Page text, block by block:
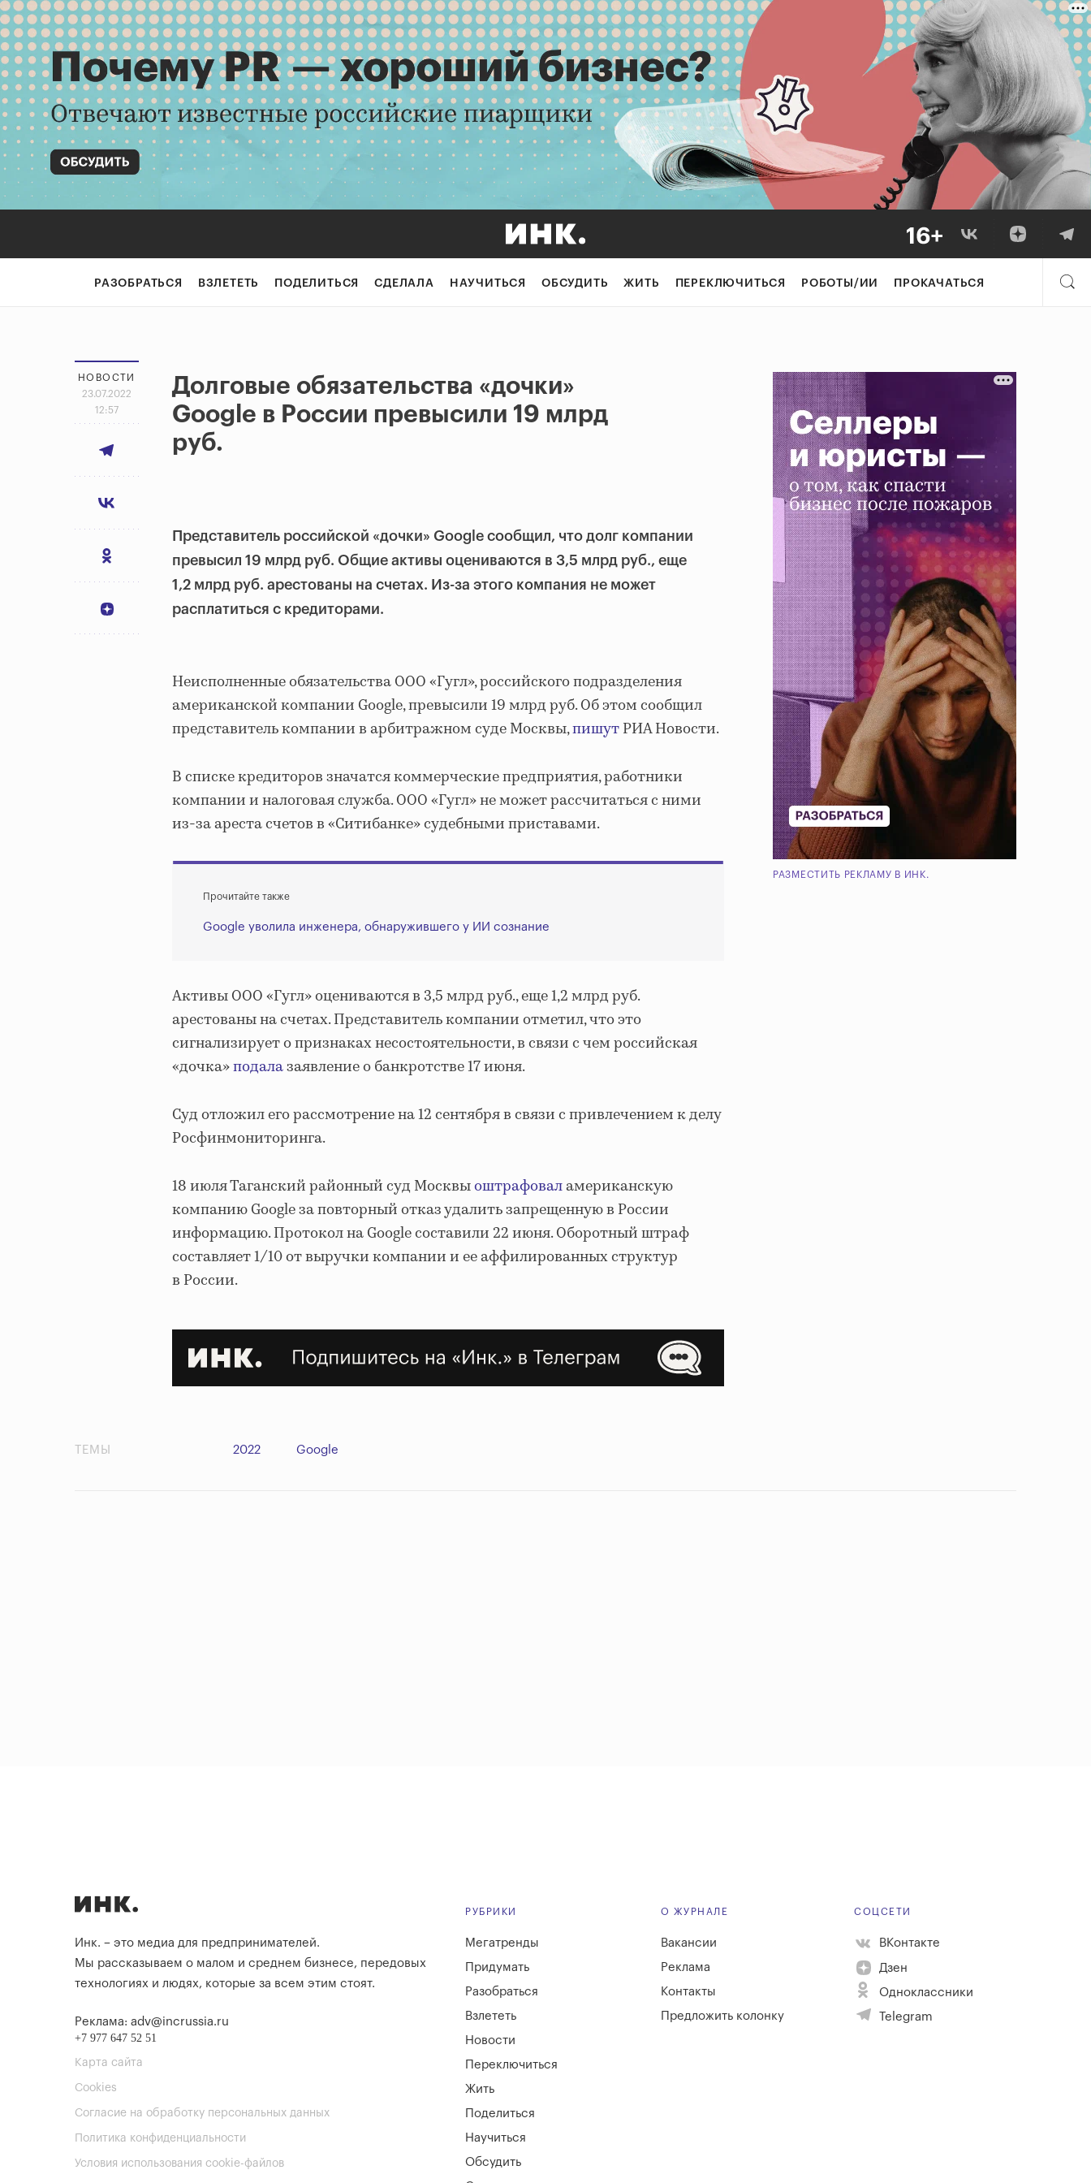
РАЗОБРАТЬСЯ ВЗЛЕТЕТЬ ПОДЕЛИТЬСЯ СДЕЛАЛА НАУЧИТЬСЯ ОБСУДИТЬ ЖИТЬ ПЕРЕКЛЮЧИТЬСЯ РОБОТЫ/ИИ ПРОКАЧАТЬСЯ
НОВОСТИ
23.07.2022
12:57
Долговые обязательства «дочки»
Google в России превысили 19 млрд
руб.
Представитель российской «дочки» Google сообщил, что долг компании
превысил 19 млрд руб. Общие активы оцениваются в 3,5 млрд руб., еще
1,2 млрд руб. арестованы на счетах. Из-за этого компания не может
расплатиться с кредиторами.
Неисполненные обязательства ООО «Гугл», российского подразделения
американской компании Google, превысили 19 млрд руб. Об этом сообщил
представитель компании в арбитражном суде Москвы,пишутРИА Новости.
В списке кредиторов значатся коммерческие предприятия, работники
компании и налоговая служба. ООО «Гугл» не может рассчитаться с ними
из-за ареста счетов в «Ситибанке» судебными приставами.
Прочитайте также
Google уволила инженера, обнаружившего у ИИ сознание
Активы ООО «Гугл» оцениваются в 3,5 млрд руб., еще 1,2 млрд руб.
арестованы на счетах. Представитель компании отметил, что это
сигнализирует о признаках несостоятельности, в связи с чем российская
«дочка»подалазаявление о банкротстве 17 июня.
Суд отложил его рассмотрение на 12 сентября в связи с привлечением к делу
Росфинмониторинга.
18 июля Таганский районный суд Москвыоштрафоваламериканскую
компанию Google за повторный отказ удалить запрещенную в России
информацию. Протокол на Google составили 22 июня. Оборотный штраф
составляет 1/10 от выручки компании и ее аффилированных структур
в России.
РАЗМЕСТИТЬ РЕКЛАМУ В ИНК.
ТЕМЫ 2022 Google
Инк. – это медиа для предпринимателей.
Мы рассказываем о малом и среднем бизнесе, передовых
технологиях и людях, которые за всем этим стоят.
Реклама: adv@incrussia.ru
+7 977 647 52 51
Карта сайта
Cookies
Согласие на обработку персональных данных
Политика конфиденциальности
Условия использования cookie-файлов
РУБРИКИ
Мегатренды
Придумать
Разобраться
Взлететь
Новости
Переключиться
Жить
Поделиться
Научиться
Обсудить
О ЖУРНАЛЕ
Вакансии
Реклама
Контакты
Предложить колонку
СОЦСЕТИ
ВКонтакте
Дзен
Одноклассники
Telegram